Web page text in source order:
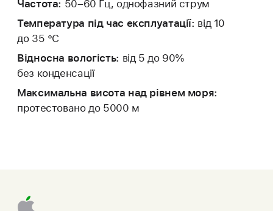
Частота: 50–60 Гц, однофазний струм
Температура під час експлуатації: від 10
до 35 °C
Відносна вологість: від 5 до 90%
без конденсації
Максимальна висота над рівнем моря:
протестовано до 5000 м